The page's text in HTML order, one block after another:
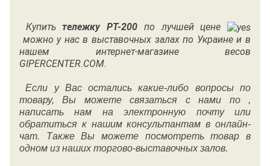
Купитьтележку PT-200 по лучшей цене
можно у нас в выставочных залах по Украине и в
нашем интернет-магазине весов
GIPERCENTER.COM.
Если у Вас остались какие-либо вопросы по
товару, Вы можете связаться с нами по ,
написать нам на электронную почту или
обратиться к нашим консультантам в онлайн-
чат. Также Вы можете посмотреть товар в
одном из наших торгово-выставочных залов.